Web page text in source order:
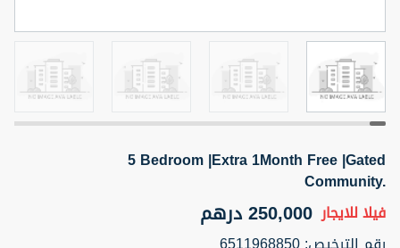
اسم الوسيط
NILOOFAR ABBAS VAKIL
رقم الوسيط
أتصل الأن
5 أشهر +
ELBRUS TOWER UNIT 2701 ON RENT
شقةللإيجار
سرير
5 Bedroom |Extra 1Month Free |Gated
Community.
فيلاللايجار 250,000 درهم